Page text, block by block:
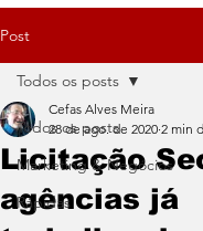
Post
Todos os posts
Marketing & Negócios
Rápidas
Todos os posts
Licitação
agências já
Cefas Alves Meira
28 de ago. de 2020 2 min